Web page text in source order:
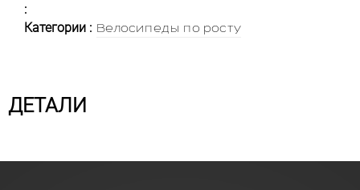
:
Категории : Велосипеды по росту
ДЕТАЛИ